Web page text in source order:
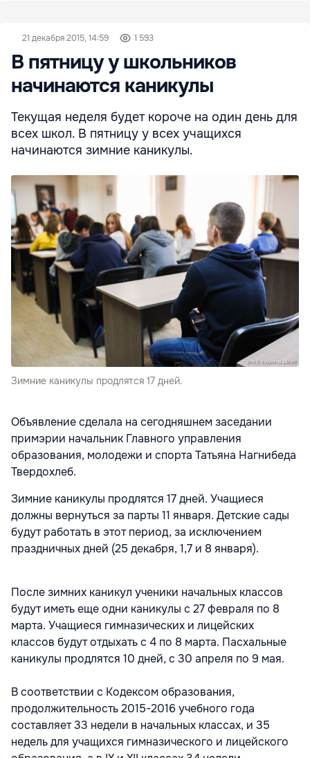
21 декабря 2015, 14:59 1 593
В пятницу у школьников
начинаются каникулы
Текущая неделя будет короче на один день для
всех школ. В пятницу у всех учащихся
начинаются зимние каникулы.
Зимние каникулы продлятся 17 дней.
Объявление сделала на сегодняшнем заседании
примэрии начальник Главного управления
образования, молодежи и спорта Татьяна Нагнибеда
Твердохлеб.
Зимние каникулы продлятся 17 дней. Учащиеся
должны вернуться за парты 11 января. Детские сады
будут работать в этот период, за исключением
праздничных дней (25 декабря, 1,7 и 8 января).
После зимних каникул ученики начальных классов
будут иметь еще одни каникулы с 27 февраля по 8
марта. Учащиеся гимназических и лицейских
классов будут отдыхать с 4 по 8 марта. Пасхальные
каникулы продлятся 10 дней, с 30 апреля по 9 мая.
В соответствии с Кодексом образования,
продолжительность 2015-2016 учебного года
составляет 33 недели в начальных классах, и 35
недель для учащихся гимназического и лицейского